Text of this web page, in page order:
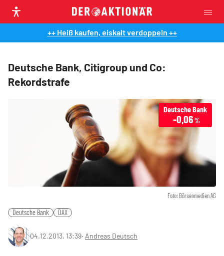
++ Heiß kaufen, eiskalt verdoppeln ++
Deutsche Bank, Citigroup und Co:
Rekordstrafe
Foto: Börsenmedien AG
Deutsche Bank
-0,06 %
Deutsche Bank DAX
04.12.2013, 13:39‧ Andreas Deutsch